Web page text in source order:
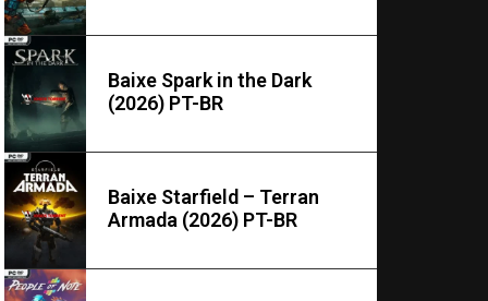
Baixe Spark in the Dark
(2026) PT-BR
Baixe Starfield – Terran
Armada (2026) PT-BR